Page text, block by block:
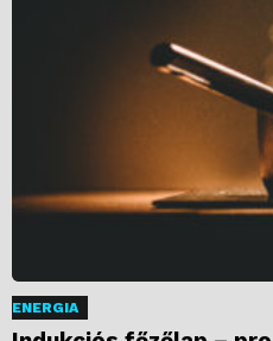
ENERGIA